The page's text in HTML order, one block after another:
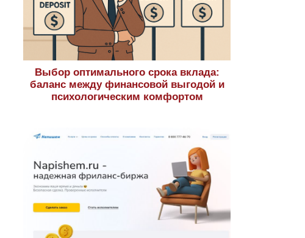
Выбор оптимального срока вклада:
баланс между финансовой выгодой и
психологическим комфортом